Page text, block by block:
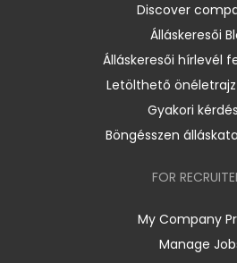
Discover
Álláskeresői
Álláskeresői hírlevél
Letölthető
Gyakori
Böngésszen
FOR
My Company
Manage